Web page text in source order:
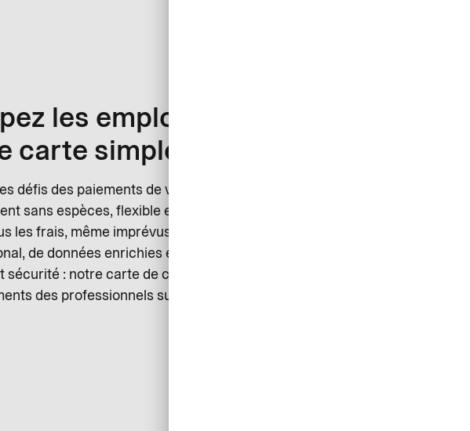
les employés qui se déplacent
carte simple et transparente
défis des paiements de voyages d’affaires en optant pour une solution
sans espèces, flexible et intelligente qui est leader sur le marché.
les frais, même imprévus, tout en bénéficiant d’un réseau d’acceptation
de données enrichies et d’une réconciliation facile. Facilité d’emploi,
sécurité : notre carte de crédit d’entreprise est la carte parfaite pour les
des professionnels sur le terrain.